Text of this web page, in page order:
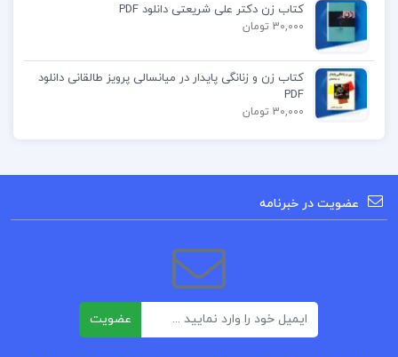
کتاب پیشنهادی
کتاب صفویه در عرصه دین فرهنگ و سیاست جلد ۲
رسول جعفریان
کتاب زن دکتر علی شریعتی دانلود PDF
30,000 تومان
کتاب زن و زنانگی پایدار در میانسالی پرویز طالقانی دانلود
PDF
30,000 تومان
عضویت در خبرنامه
عضویت